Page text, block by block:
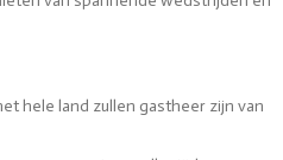
hele land zullen gastheer zijn van